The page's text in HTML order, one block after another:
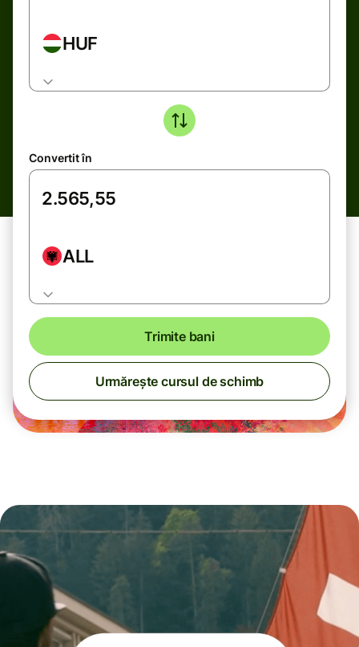
HUF
Convertit în
ALL
Trimite bani
Urmărește cursul de schimb